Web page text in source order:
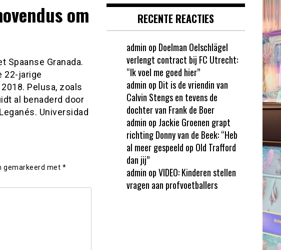
om
Spaanse Granada.
22-jarige
Pelusa, zoals
al benaderd door
Universidad
gemarkeerd met *
RECENTE REACTIES
admin op Doelman Oelschlägel
verlengt contract bij FC Utrecht:
“Ik voel me goed hier”
admin op Dit is de vriendin van
Calvin Stengs en tevens de
dochter van Frank de Boer
admin op Jackie Groenen grapt
richting Donny van de Beek: “Heb
al meer gespeeld op Old Trafford
dan jij”
admin opVIDEO: Kinderen stellen
vragen aan profvoetballers